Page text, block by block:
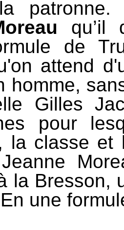
qu’il
de
attend
homme,
Gilles
pour
la classe et
la Bresson,
une